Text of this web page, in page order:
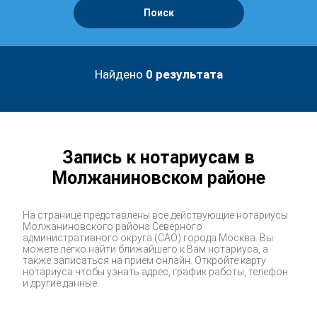
Поиск
Найдено 0 результата
Запись к нотариусам в
Молжаниновском районе
На странице представлены все действующие нотариусы
Молжаниновского района Северного
административного округа (САО) города Москва. Вы
можете легко найти ближайшего к Вам нотариуса, а
также записаться на прием онлайн. Откройте карту
нотариуса чтобы узнать адрес, график работы, телефон
и другие данные.